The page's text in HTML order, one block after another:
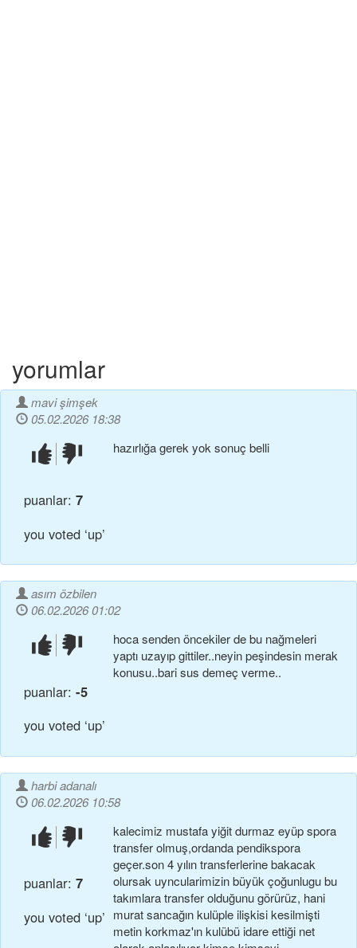
yorumlar
mavi şimşek
05.02.2026 18:38
beğendim!beğenmedim!
puanlar: 7
you voted ‘up’
hazırlığa gerek yok sonuç belli
asım özbilen
06.02.2026 01:02
beğendim!beğenmedim!
puanlar: -5
you voted ‘up’
hoca senden öncekiler de bu nağmeleri
yaptı uzayıp gittiler..neyin peşindesin merak
konusu..bari sus demeç verme..
harbi adanalı
06.02.2026 10:58
beğendim!beğenmedim!
puanlar: 7
you voted ‘up’
kalecimiz mustafa yiğit durmaz eyüp spora
transfer olmuş,ordanda pendikspora
geçer.son 4 yılın transferlerine bakacak
olursak uyncularimizin büyük çoğunlugu bu
takımlara transfer olduğunu görürüz, hani
murat sancağın kulüple ilişkisi kesilmişti
metin korkmaz'ın kulübü idare ettiği net